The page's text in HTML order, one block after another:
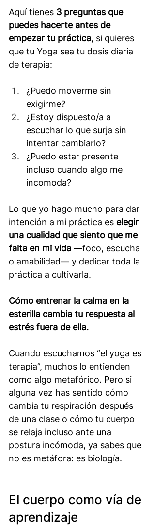
Aquí tienes 3 preguntas que
puedes hacerte antes de
empezar tu práctica, si quieres
que tu Yoga sea tu dosis diaria
de terapia:
¿Puedo moverme sin
exigirme?
¿Estoy dispuesto/a a
escuchar lo que surja sin
intentar cambiarlo?
¿Puedo estar presente
incluso cuando algo me
incomoda?
Lo que yo hago mucho para dar
intención a mi práctica es elegir
una cualidad que siento que me
falta en mi vida —foco, escucha
o amabilidad— y dedicar toda la
práctica a cultivarla.
Cómo entrenar la calma en la
esterilla cambia tu respuesta al
estrés fuera de ella.
Cuando escuchamos “el yoga es
terapia”, muchos lo entienden
como algo metafórico. Pero si
alguna vez has sentido cómo
cambia tu respiración después
de una clase o cómo tu cuerpo
se relaja incluso ante una
postura incómoda, ya sabes que
no es metáfora: es biología.
El cuerpo como vía de
aprendizaje